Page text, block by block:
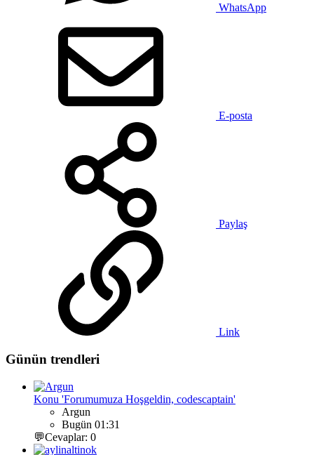
WhatsApp
E-posta
Paylaş
Link
Günün trendleri
Konu 'Forumumuza Hoşgeldin, codescaptain'
Argun
Bugün 01:31
💬Cevaplar: 0